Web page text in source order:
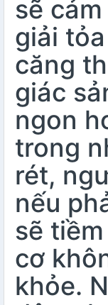
sẽ
giải
căng
giác
ngon
trong
rét,
nếu
sẽ
cơ
khỏe.